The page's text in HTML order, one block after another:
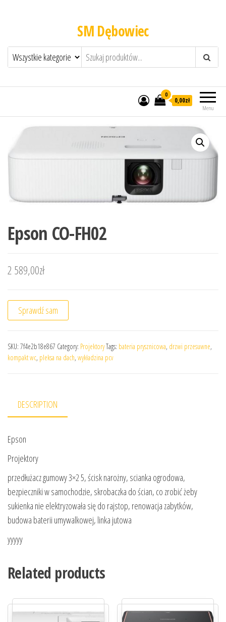
SM Dębowiec
Menu
0
0,00zł
Epson CO-FH02
2 589,00zł
Sprawdź sam
SKU: 7f4e2b18e867 Category: ProjektoryTags: bateria prysznicowa, drzwi przesuwne,
kompakt wc, pleksa na dach, wykładzina pcv
DESCRIPTION
Epson
Projektory
przedłużacz gumowy 3×2 5, ścisk narożny, scianka ogrodowa,
bezpieczniki w samochodzie, skrobaczka do ścian, co zrobić żeby
sukienka nie elektryzowała się do rajstop, renowacja zabytków,
budowa baterii umywalkowej, linka jutowa
yyyyy
Related products